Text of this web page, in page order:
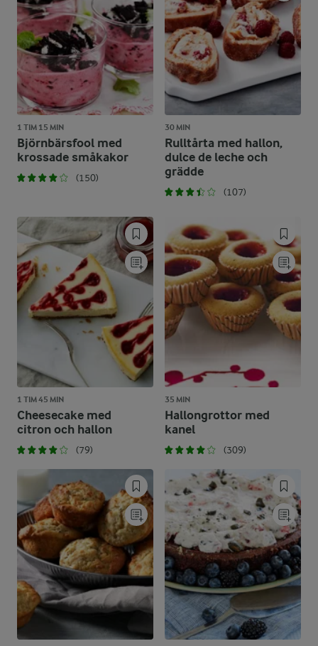
1 TIM 15 MIN
Björnbärsfool med
krossade småkakor
(150)
30 MIN
Rulltårta med hallon,
dulce de leche och
grädde
(107)
1 TIM 45 MIN
Cheesecake med
citron och hallon
(79)
35 MIN
Hallongrottor med
kanel
(309)